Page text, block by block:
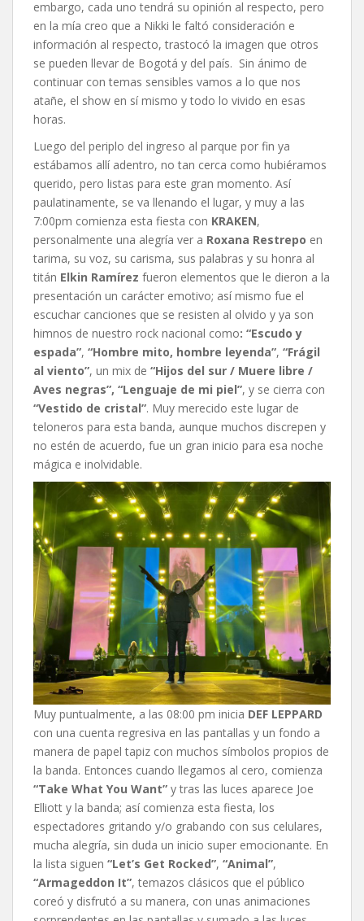
embargo, cada uno tendrá su opinión al respecto, pero
en la mía creo que a Nikki le faltó consideración e
información al respecto, trastocó la imagen que otros
se pueden llevar de Bogotá y del país. Sin ánimo de
continuar con temas sensibles vamos a lo que nos
atañe, el show en sí mismo y todo lo vivido en esas
horas.
Luego del periplo del ingreso al parque por fin ya
estábamos allí adentro, no tan cerca como hubiéramos
querido, pero listas para este gran momento. Así
paulatinamente, se va llenando el lugar, y muy a las
7:00pm comienza esta fiesta con KRAKEN,
personalmente una alegría ver a Roxana Restrepo en
tarima, su voz, su carisma, sus palabras y su honra al
titán Elkin Ramírez fueron elementos que le dieron a la
presentación un carácter emotivo; así mismo fue el
escuchar canciones que se resisten al olvido y ya son
himnos de nuestro rock nacional como: “Escudo y
espada”, “Hombre mito, hombre leyenda”, “Frágil
al viento”, un mix de “Hijos del sur / Muere libre /
Aves negras”, “Lenguaje de mi piel”, y se cierra con
“Vestido de cristal”. Muy merecido este lugar de
teloneros para esta banda, aunque muchos discrepen y
no estén de acuerdo, fue un gran inicio para esa noche
mágica e inolvidable.
Muy puntualmente, a las 08:00 pm inicia DEF LEPPARD
con una cuenta regresiva en las pantallas y un fondo a
manera de papel tapiz con muchos símbolos propios de
la banda. Entonces cuando llegamos al cero, comienza
“Take What You Want” y tras las luces aparece Joe
Elliott y la banda; así comienza esta fiesta, los
espectadores gritando y/o grabando con sus celulares,
mucha alegría, sin duda un inicio super emocionante. En
la lista siguen “Let’s Get Rocked”, “Animal”,
“Armageddon It”, temazos clásicos que el público
coreó y disfrutó a su manera, con unas animaciones